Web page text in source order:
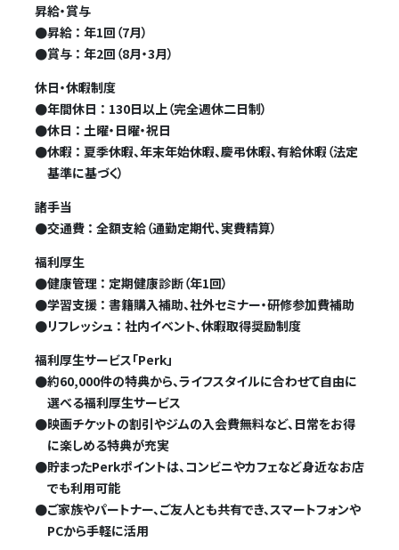
昇給・賞与
●昇給 ： 年1回（7月）
●賞与 ： 年2回（8月・3月）
休日・休暇制度
●年間休日 ： 130日以上（完全週休二日制）
●休日 ： 土曜・日曜・祝日
●休暇 ： 夏季休暇、年末年始休暇、慶弔休暇、有給休暇（法定
基準に基づく）
諸手当
●交通費 ： 全額支給（通勤定期代、実費精算）
福利厚生
●健康管理 ： 定期健康診断（年1回）
●学習支援 ： 書籍購入補助、社外セミナー・研修参加費補助
●リフレッシュ ： 社内イベント、休暇取得奨励制度
福利厚生サービス「Perk」
●約60,000件の特典から、ライフスタイルに合わせて自由に
選べる福利厚生サービス
●映画チケットの割引やジムの入会費無料など、日常をお得
に楽しめる特典が充実
●貯まったPerkポイントは、コンビニやカフェなど身近なお店
でも利用可能
●ご家族やパートナー、ご友人とも共有でき、スマートフォンや
PCから手軽に活用